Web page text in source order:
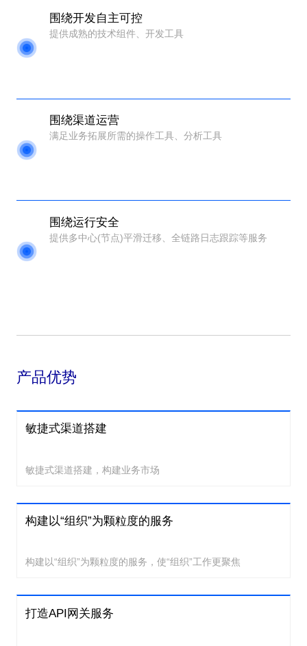
围绕开发自主可控
提供成熟的技术组件、开发工具
围绕渠道运营
满足业务拓展所需的操作工具、分析工具
围绕运行安全
提供多中心(节点)平滑迁移、全链路日志跟踪等服务
产品优势
敏捷式渠道搭建
敏捷式渠道搭建，构建业务市场
构建以“组织”为颗粒度的服务
构建以“组织”为颗粒度的服务，使“组织”工作更聚焦
打造API网关服务